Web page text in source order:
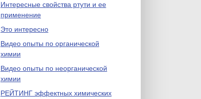
Интересные свойства ртути и ее
применение
Это интересно
Видео опыты по органической
химии
Видео опыты по неорганической
химии
РЕЙТИНГ эффектных химических